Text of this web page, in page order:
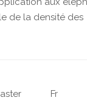
de la densité des
Fr